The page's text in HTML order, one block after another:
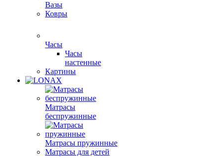
Вазы
Ковры
Часы
Часы
настенные
Картины
Матрасы
беспружинные
Матрасы пружинные
Матрасы для детей